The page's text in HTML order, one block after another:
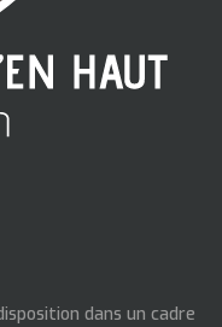
dans un cadre